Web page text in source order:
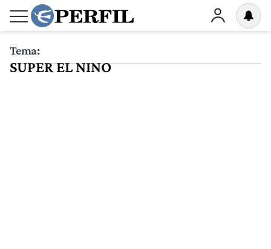
Tema:
SUPER EL NINO